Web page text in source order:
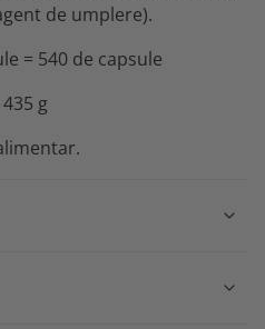
de umplere).
= 540 de capsule
g